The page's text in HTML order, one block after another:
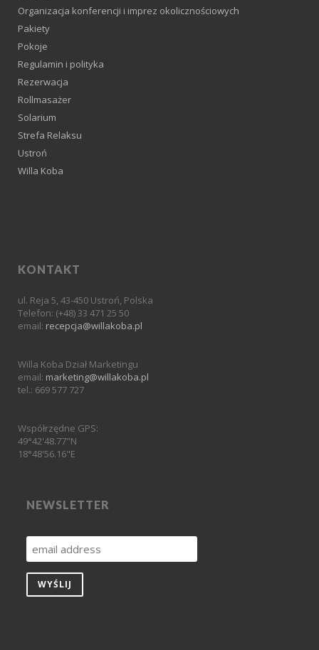
Organizacja konferencji i imprez okolicznościowych
Pakiety
Pokoje
Regulamin i polityka
Rezerwacja
Rollmasażer
Solarium
Strefa Relaksu
Ustroń
Willa Koba
KONTAKT
ul. Reja 5, 43-450 Ustroń, Polska
Telefon: (+48) 33 471 25 50
email: recepcja@willakoba.pl
Willa Koba Dział Marketingu
email: marketing@willakoba.pl
tel.: 669 577 727
Współrzędne GPS:
49°42'48.77"N
18°48'56.16"E
NEWSLETTER